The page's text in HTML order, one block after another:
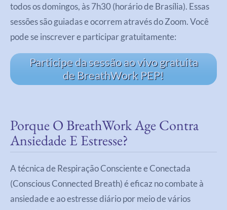
todos os domingos, às 7h30 (horário de Brasília). Essas
sessões são guiadas e ocorrem através do Zoom. Você
pode se inscrever e participar gratuitamente:
Participe da sessão ao vivo gratuita
de BreathWork PEP!
Porque O BreathWork Age Contra
Ansiedade E Estresse?
A técnica de Respiração Consciente e Conectada
(Conscious Connected Breath) é eficaz no combate à
ansiedade e ao estresse diário por meio de vários